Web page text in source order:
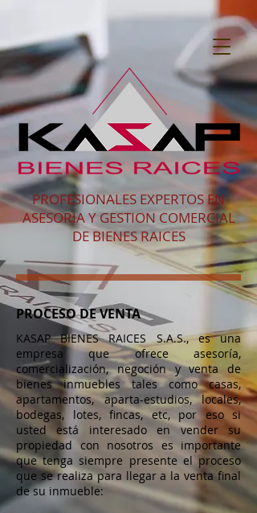
PROFESIONALES EXPERTOS EN
ASESORIA Y GESTION COMERCIAL
DE BIENES RAICES
PROCESO DE VENTA
KASAP BIENES RAICES S.A.S., es una
empresa que ofrece asesoría,
comercialización, negoción y venta de
bienes inmuebles tales como casas,
apartamentos, aparta-estudios, locales,
bodegas, lotes, fincas, etc, por eso si
usted está interesado en vender su
propiedad con nosotros es importante
que tenga siempre presente el proceso
que se realiza para llegar a la venta final
de su inmueble: